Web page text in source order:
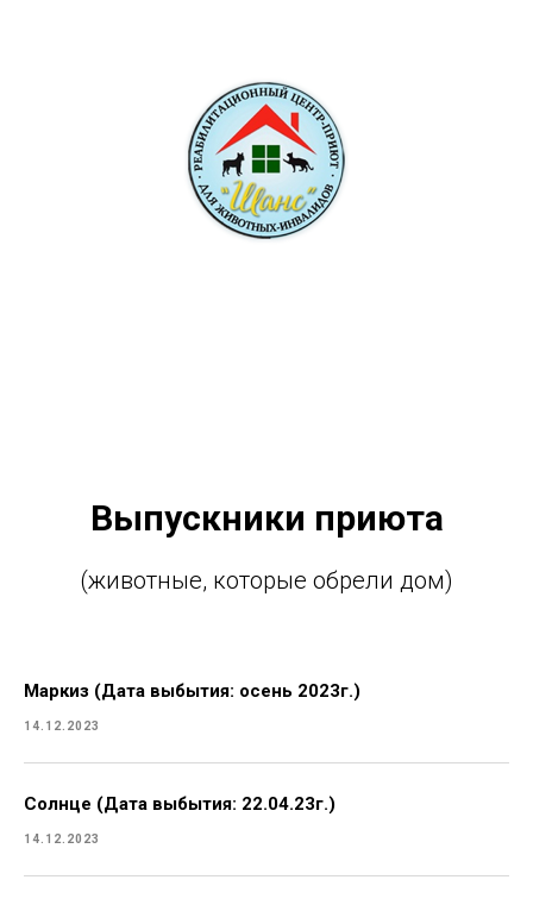
Выпускники приюта
(животные, которые обрели дом)
Маркиз (Дата выбытия: осень 2023г.)
14.12.2023
Солнце (Дата выбытия: 22.04.23г.)
14.12.2023